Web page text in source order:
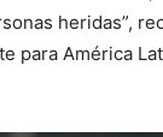
heridas”,
para América